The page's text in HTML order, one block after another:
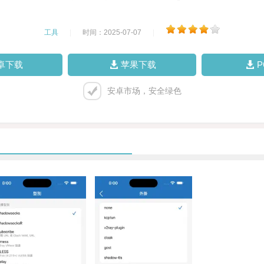
工具 时间：2025-07-07
下载 苹果下载
安卓市场，安全绿色